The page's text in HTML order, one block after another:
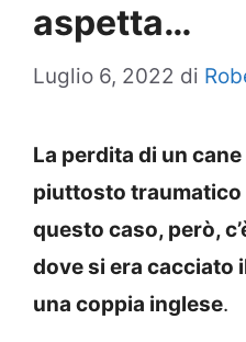
aspetta…
Luglio 6, 2022 di
La perdita di un
piuttosto traumatico
questo caso, però,
dove si era cacciato
una coppia inglese.